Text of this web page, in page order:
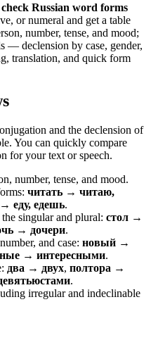
Russian word forms
or numeral and get a table
number, tense, and mood;
— declension by case, gender,
translation, and quick form
and the declension of
You can quickly compare
for your text or speech.
number, tense, and mood.
читать → читаю,
еду, едешь.
singular and plural: стол →
→ дочери.
and case: новый →
→ интересными.
два → двух, полтора →
.
irregular and indeclinable